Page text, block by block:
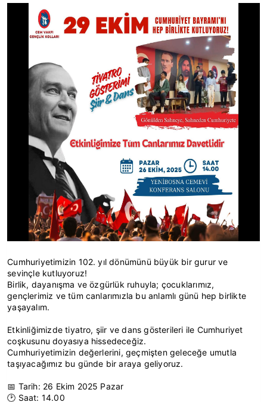
Cumhuriyetimizin 102. yıl dönümünü büyük bir gurur ve
sevinçle kutluyoruz!
Birlik, dayanışma ve özgürlük ruhuyla; çocuklarımız,
gençlerimiz ve tüm canlarımızla bu anlamlı günü hep birlikte
yaşayalım.
Etkinliğimizde tiyatro, şiir ve dans gösterileri ile Cumhuriyet
coşkusunu doyasıya hissedeceğiz.
Cumhuriyetimizin değerlerini, geçmişten geleceğe umutla
taşıyacağımız bu günde bir araya geliyoruz.
📅 Tarih: 26 Ekim 2025 Pazar
🕑 Saat: 14.00